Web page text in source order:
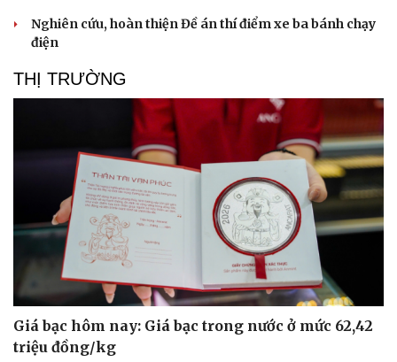
Sức khỏe
Dinh dưỡng - món ngon
Cây thuốc
Sản phụ khoa
Nam khoa
Làm đẹp - giảm cân
Đời sống
Nhà đẹp
Blog
Tình yêu - Gia đình
Nghiên cứu, hoàn thiện Đề án thí điểm xe ba bánh chạy
điện
THỊ TRƯỜNG
Giá bạc hôm nay: Giá bạc trong nước ở mức 62,42
triệu đồng/kg